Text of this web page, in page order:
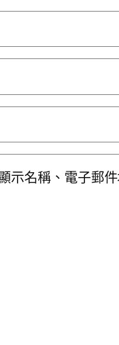
示名稱、電子郵